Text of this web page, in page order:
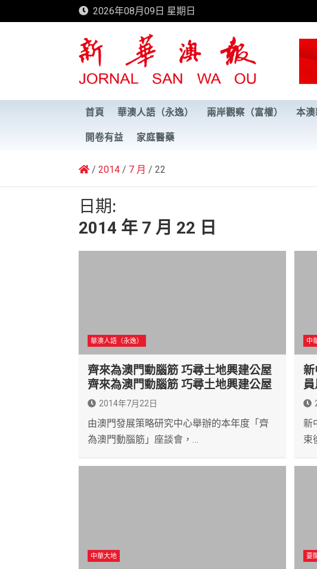
to
2026年08月09日 星期日
新華澳報
首頁 華澳人語（永逸） 兩岸觀察（富權） 本澳
開卷有益 家庭醫藥
2014 7 月 22
日期:
2014 年 7 月 22 日
華澳人語（永逸）
齊來為澳門動腦筋 巧尋土地興建公屋
齊來為澳門動腦筋 巧尋土地興建公屋
2014年7月22日
由澳門發展策略研究中心舉辦的本年度「齊
為澳門動腦筋」座談會，…
中
新
束
中華大地 要